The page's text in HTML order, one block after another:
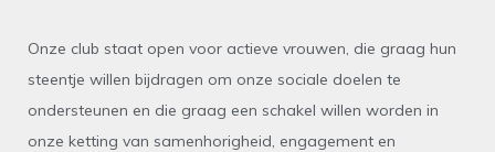
Onze club staat open voor actieve vrouwen, die graag hun
steentje willen bijdragen om onze sociale doelen te
ondersteunen en die graag een schakel willen worden in
onze ketting van samenhorigheid, engagement en